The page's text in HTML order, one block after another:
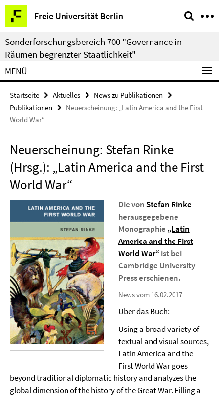
Springe
direkt
zu
Inhalt
Freie Universität Berlin
Service-
Navigation
Sonderforschungsbereich 700 "Governance in
Räumen begrenzter Staatlichkeit"
MENÜ
Startseite Aktuelles
News zu Publikationen
Publikationen
Neuerscheinung: „Latin America and the First
World War“
Neuerscheinung: Stefan Rinke
(Hrsg.): „Latin America and the First
World War“
Die von Stefan Rinke
herausgegebene
Monographie „Latin
America and the First
World War“ ist bei
Cambridge University
Press erschienen.
News vom 16.02.2017
Über das Buch:
Using a broad variety of
textual and visual sources,
Latin America and the
First World War goes
beyond traditional diplomatic history and analyzes the
global dimension of the history of the Great War. Filling a